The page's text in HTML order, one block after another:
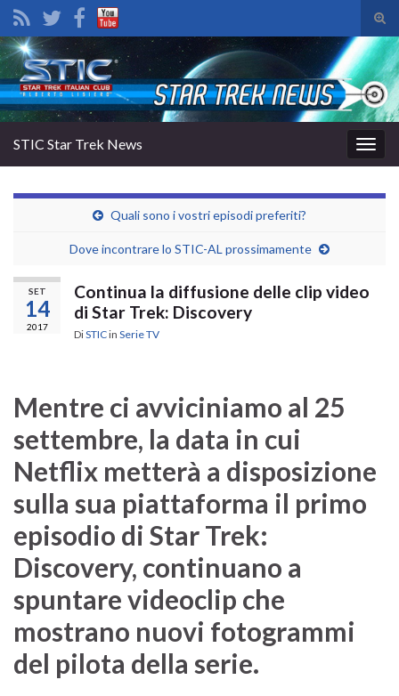
il
di
Search for:
la
STIC Star Trek News
Quali sono i vostri episodi preferiti?
Dove incontrare lo STIC-AL prossimamente
SET
14
2017
Continua la diffusione delle clip video
di Star Trek: Discovery
DiSTICin Serie TV
Mentre ci avviciniamo al 25
settembre, la data in cui
Netflix metterà a disposizione
sulla sua piattaforma il primo
episodio di Star Trek:
Discovery, continuano a
spuntare videoclip che
mostrano nuovi fotogrammi
del pilota della serie.